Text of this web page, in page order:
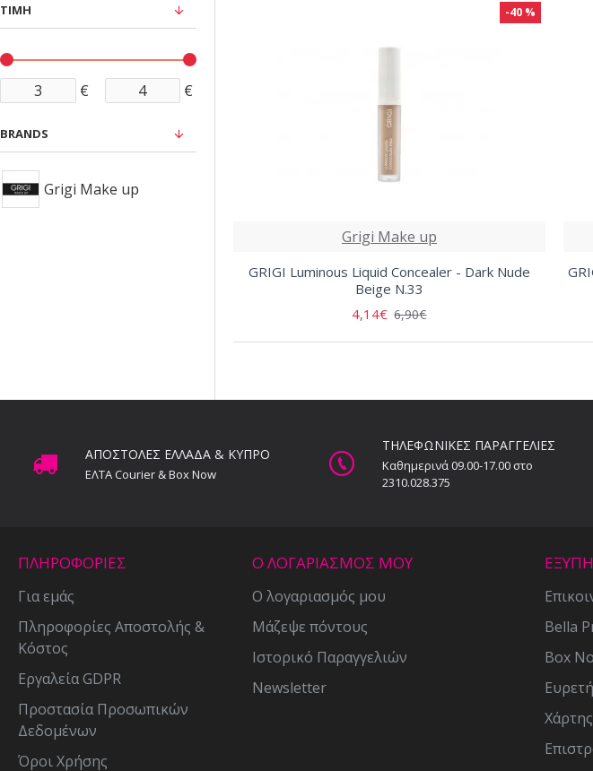
ΤΙΜΉ
€ €
BRANDS
Grigi Make up
-40 %
Grigi Make up
GRIGI Luminous Liquid Concealer - Dark Nude
Beige N.33
4,14€ 6,90€
ΑΠΟΣΤΟΛΕΣ ΕΛΛΑΔΑ & ΚΥΠΡΟ
ΕΛΤΑ Courier & Box Now
ΤΗΛΕΦΩΝΙΚΕΣ ΠΑΡΑΓΓΕΛΙΕΣ
Καθημερινά 09.00-17.00 στο
2310.028.375
ΠΛΗΡΟΦΟΡΙΕΣ
Για εμάς
Πληροφορίες Αποστολής &
Κόστος
Εργαλεία GDPR
Προστασία Προσωπικών
Δεδομένων
Όροι Χρήσης
Ο ΛΟΓΑΡΙΑΣΜΟΣ ΜΟΥ
Ο λογαριασμός μου
Μάζεψε πόντους
Ιστορικό Παραγγελιών
Newsletter
Bella
Box